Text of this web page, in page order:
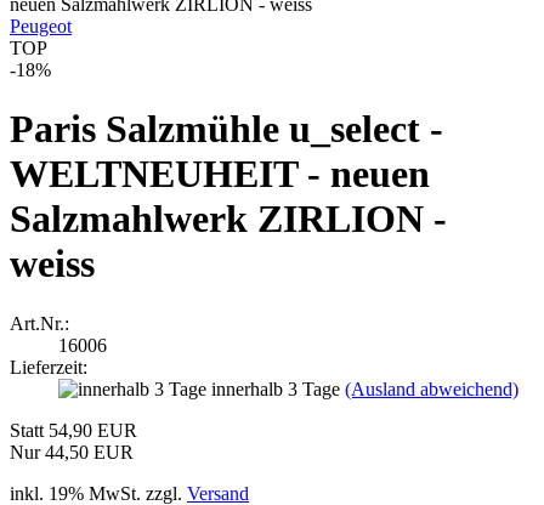
Peugeot
TOP
-18%
Paris Salzmühle u_select -
WELTNEUHEIT - neuen
Salzmahlwerk ZIRLION -
weiss
Art.Nr.:
16006
Lieferzeit:
innerhalb 3 Tage (Ausland abweichend)
Statt 54,90 EUR
Nur 44,50 EUR
inkl. 19% MwSt. zzgl. Versand